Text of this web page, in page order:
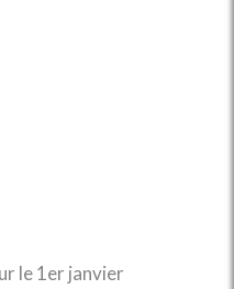
le 1er janvier